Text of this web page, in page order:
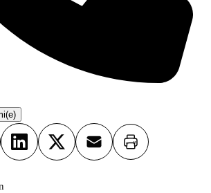
LinkedInX Email Imprimer